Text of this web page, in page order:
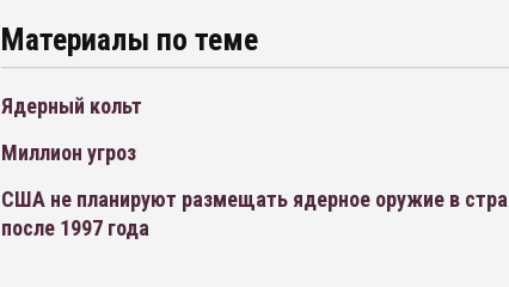
Материалы по теме
Ядерный кольт
Миллион угроз
США не планируют размещать ядерное оружие в
после 1997 года